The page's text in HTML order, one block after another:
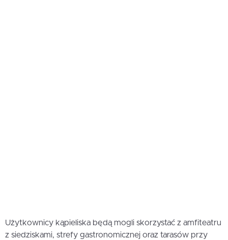
Użytkownicy kąpieliska będą mogli skorzystać z amfiteatru
z siedziskami, strefy gastronomicznej oraz tarasów przy